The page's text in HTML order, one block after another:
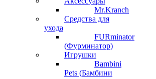
Mr.Kranch
Средства для
ухода
FURminator
(Фурминатор)
Игрушки
Bambini
Pets (Бамбини